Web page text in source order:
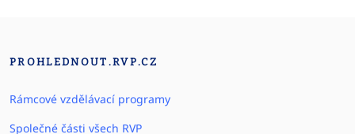
PROHLEDNOUT.RVP.CZ
Rámcové vzdělávací programy
Společné části všech RVP